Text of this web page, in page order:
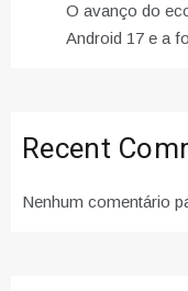
O avanço do
Android 17 e a
Recent
Nenhum comentário